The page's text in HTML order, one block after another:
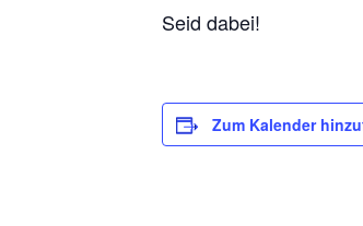
Seid dabei!
Zum Kalender